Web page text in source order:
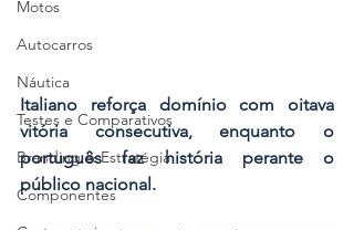
Motos
Autocarros
Náutica
Testes e Comparativos
Branding & Estratégia
Componentes
Italiano reforça domínio com oitava
vitória consecutiva, enquanto o
português faz história perante o
público nacional.